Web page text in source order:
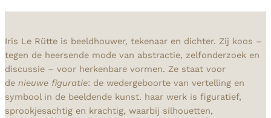
Iris Le Rütte is beeldhouwer, tekenaar en dichter. Zij koos –
tegen de heersende mode van abstractie, zelfonderzoek en
discussie – voor herkenbare vormen. Ze staat voor
de nieuwe figuratie: de wedergeboorte van vertelling en
symbool in de beeldende kunst. haar werk is figuratief,
sprookjesachtig en krachtig, waarbij silhouetten,